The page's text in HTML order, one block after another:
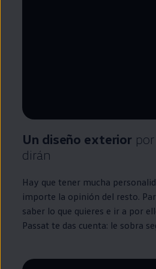
Un diseño exterior
dirán
Hay que tener mucha
importe la opinión del resto.
saber lo que quieres e ir a por
Passat te das cuenta: le sobra